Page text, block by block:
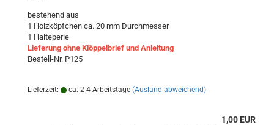
bestehend aus
1 Holzköpfchen ca. 20 mm Durchmesser
1 Halteperle
Lieferung ohne Klöppelbrief und Anleitung
Bestell-Nr. P125
Lieferzeit: ca. 2-4 Arbeitstage (Ausland abweichend)
1,00 EUR